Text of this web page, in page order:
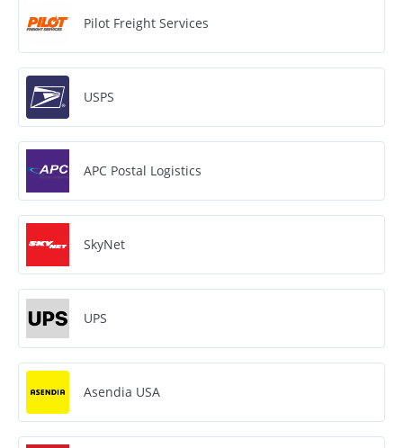
Pilot Freight Services
USPS
APC Postal Logistics
SkyNet
UPS
Asendia USA